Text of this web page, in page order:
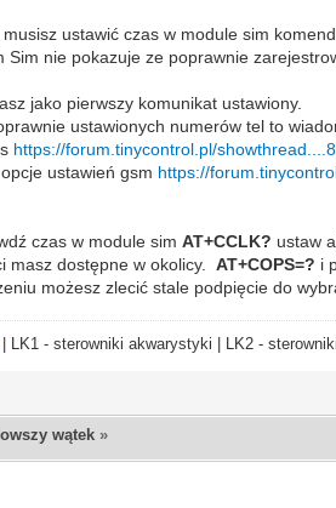
ustawić czas w module sim
Sim nie pokazuje ze poprawnie
jako pierwszy komunikat ustawiony.
ustawionych numerów tel to
https://forum.tinycontrol.pl/
ustawień gsm https://
czas w module sim AT+CCLK? ustaw
masz dostępne w okolicy. AT+COPS=? i
możesz zlecić stale podpięcie do
| LK1 - sterowniki akwarystyki | LK2 -
wątek »